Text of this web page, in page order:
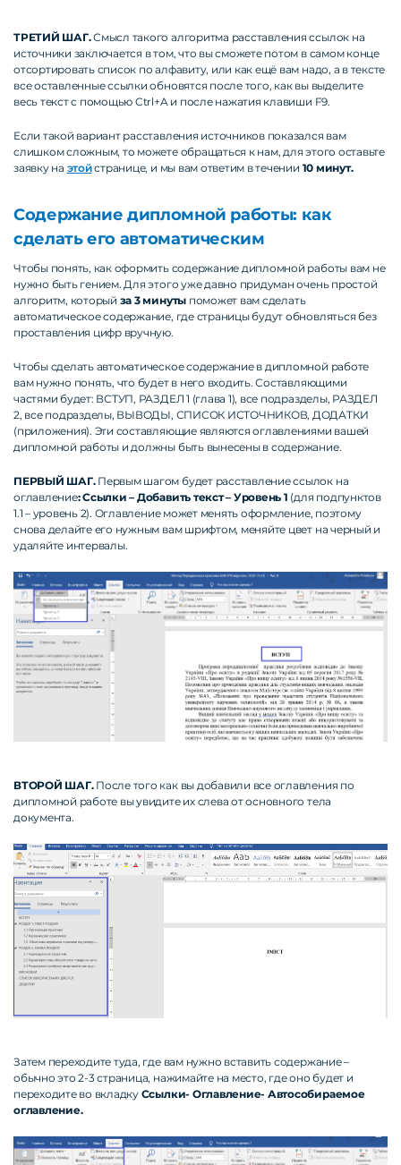
ТРЕТИЙ ШАГ.Смысл такого алгоритма расставления ссылок на
источники заключается в том, что вы сможете потом в самом конце
отсортировать список по алфавиту, или как ещё вам надо, а в тексте
все оставленные ссылки обновятся после того, как вы выделите
весь текст с помощью Ctrl+A и после нажатия клавиши F9.
Если такой вариант расставления источников показался вам
слишком сложным, то можете обращаться к нам, для этого оставьте
заявку на этойстранице, и мы вам ответим в течении 10 минут.
Содержание дипломной работы: как
сделать его автоматическим
Чтобы понять, как оформить содержание дипломной работы вам не
нужно быть гением. Для этого уже давно придуман очень простой
алгоритм, который за 3 минуты поможет вам сделать
автоматическое содержание, где страницы будут обновляться без
проставления цифр вручную.
Чтобы сделать автоматическое содержание в дипломной работе
вам нужно понять, что будет в него входить. Составляющими
частями будет: ВСТУП, РАЗДЕЛ 1 (глава 1), все подразделы, РАЗДЕЛ
2, все подразделы, ВЫВОДЫ, СПИСОК ИСТОЧНИКОВ, ДОДАТКИ
(приложения). Эти составляющие являются оглавлениями вашей
дипломной работы и должны быть вынесены в содержание.
ПЕРВЫЙ ШАГ. Первым шагом будет расставление ссылок на
оглавление: Ссылки – Добавить текст – Уровень 1 (для подпунктов
1.1 – уровень 2). Оглавление может менять оформление, поэтому
снова делайте его нужным вам шрифтом, меняйте цвет на черный и
удаляйте интервалы.
ВТОРОЙ ШАГ.После того как вы добавили все оглавления по
дипломной работе вы увидите их слева от основного тела
документа.
Затем переходите туда, где вам нужно вставить содержание –
обычно это 2-3 страница, нажимайте на место, где оно будет и
переходите во вкладкуСсылки- Оглавление- Автособираемое
оглавление.